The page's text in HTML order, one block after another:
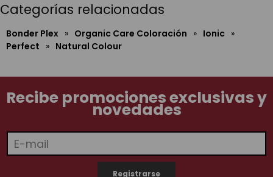
Categorías relacionadas
Bonder Plex » Organic Care Coloración » Ionic »
Perfect » Natural Colour
Recibe promociones exclusivas y
novedades